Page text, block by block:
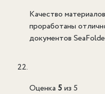
Качество
проработаны
документов
Оценка 5 из 5